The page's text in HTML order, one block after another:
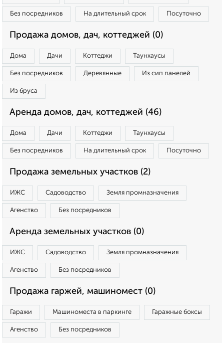
Без посредников На длительный срок Посуточно
Продажа домов, дач, коттеджей (0)
Дома Дачи Коттеджи Таунхаусы
Без посредников Деревянные Из сип панелей
Из бруса
Аренда домов, дач, коттеджей (46)
Дома Дачи Коттеджи Таунхаусы
Без посредников На длительный срок Посуточно
Продажа земельных участков (2)
ИЖС Садоводство Земля промназначения
Агенство Без посредников
Аренда земельных участков (0)
ИЖС Садоводство Земля промназначения
Агенство Без посредников
Продажа гаржей, машиномест (0)
Гаражи Машиноместа в паркинге Гаражные боксы
Агенство Без посредников